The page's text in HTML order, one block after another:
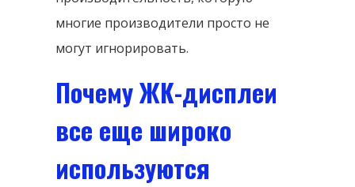
многие производители просто не
могут игнорировать.
Почему ЖК-дисплеи
все еще широко
используются